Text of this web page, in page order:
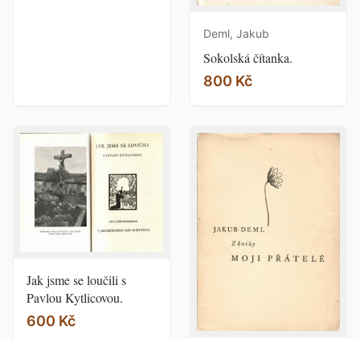
Deml, Jakub
Sokolská čítanka.
800 Kč
Jak jsme se loučili s
Pavlou Kytlicovou.
600 Kč